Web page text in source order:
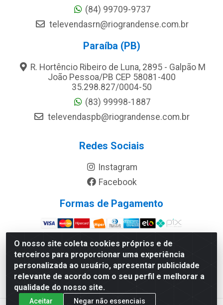
O nosso site coleta cookies próprios e de
terceiros para proporcionar uma experiência
personalizada ao usuário, apresentar publicidade
relevante de acordo com o seu perfil e melhorar a
qualidade do nosso site.
Aceitar Negar não essenciais
(84) 99709-9737
televendasrn@riograndense.com.br
Paraíba (PB)
R. Hortêncio Ribeiro de Luna, 2895 - Galpão M
João Pessoa/PB CEP 58081-400
35.298.827/0004-50
(83) 99998-1887
televendaspb@riograndense.com.br
Redes Sociais
Instagram
Facebook
Formas de Pagamento
Site Seguro